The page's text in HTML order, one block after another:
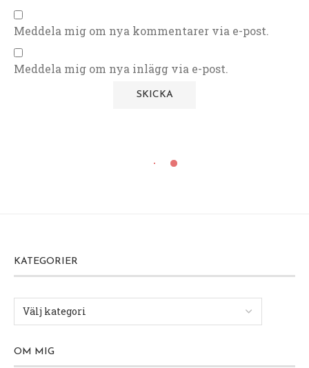
Meddela mig om nya kommentarer via e-post.
Meddela mig om nya inlägg via e-post.
KATEGORIER
OM MIG